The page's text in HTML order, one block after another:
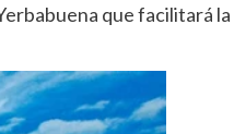
que facilitará la